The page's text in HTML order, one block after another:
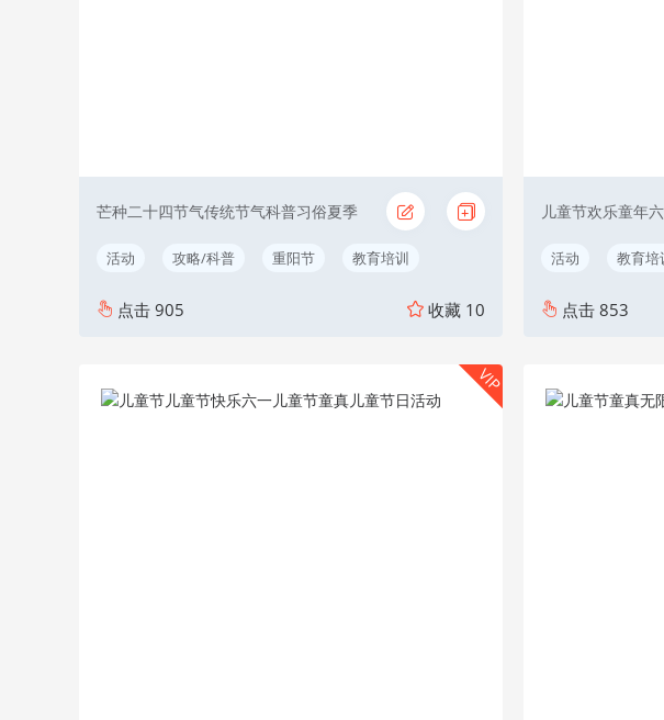
芒种二十四节气传统节气科普习俗夏季
活动 攻略/科普 重阳节 教育培训
点击 905 收藏 10
活动 教育培
点击 853
VIP